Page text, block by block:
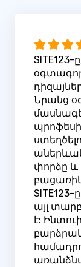
Նրանց
փորձը և
այլ
է: